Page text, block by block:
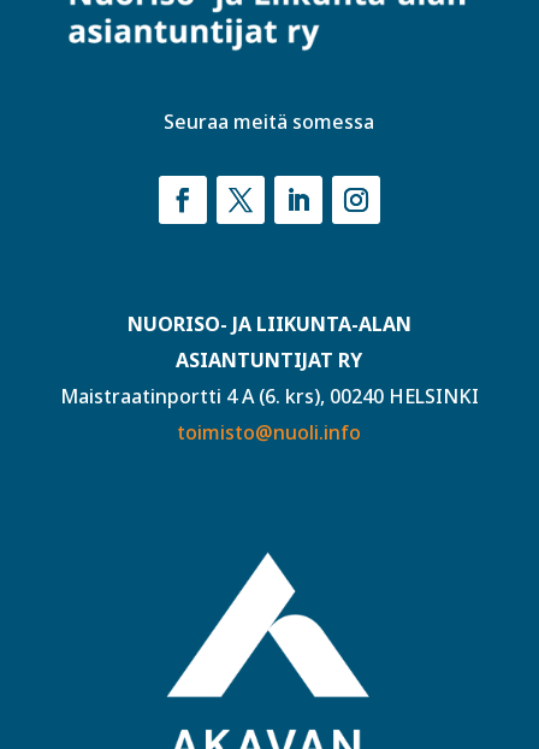
Seuraa meitä somessa
NUORISO- JA LIIKUNTA-ALAN
ASIANTUNTIJAT RY
Maistraatinportti 4 A (6. krs), 00240 HELSINKI
toimisto@nuoli.info